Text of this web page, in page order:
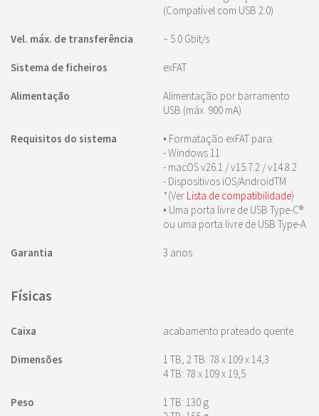
(Compatível com USB 2.0)
Vel. máx. de transferência ~ 5.0 Gbit/s
Sistema de ficheiros exFAT
Alimentação
Alimentação por barramento
USB (máx. 900 mA)
Requisitos do sistema
• Formatação exFAT para:
- Windows 11
- macOS v26.1 / v15.7.2 / v14.8.2
- Dispositivos iOS/AndroidTM
*(Ver Lista de compatibilidade)
• Uma porta livre de USB Type-C®
ou uma porta livre de USB Type-A
Garantia 3 anos
Físicas
Caixa acabamento prateado quente
Dimensões
1 TB, 2 TB: 78 x 109 x 14,3
4 TB: 78 x 109 x 19,5
Peso
1 TB: 130 g